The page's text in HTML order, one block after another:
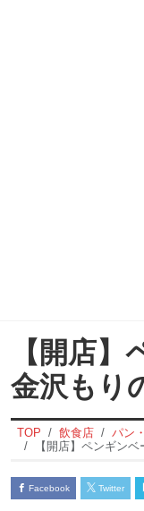
【開店
金沢もり
TOP 飲食店
パン
【開店】ペンギン
Facebook Twitter